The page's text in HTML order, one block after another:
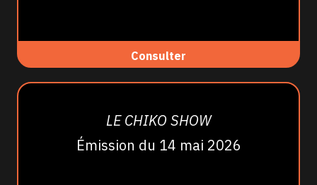
Consulter
LE CHIKO SHOW
Émission du 14 mai 2026